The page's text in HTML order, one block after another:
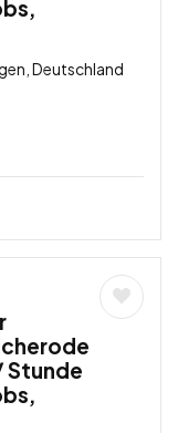
Deutschland
Stunde